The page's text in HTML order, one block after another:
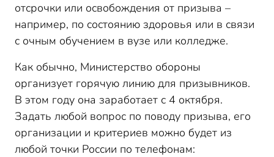
отсрочки или освобождения от призыва –
например, по состоянию здоровья или в связи
с очным обучением в вузе или колледже.
Как обычно, Министерство обороны
организует горячую линию для призывников.
В этом году она заработает с 4 октября.
Задать любой вопрос по поводу призыва, его
организации и критериев можно будет из
любой точки России по телефонам: